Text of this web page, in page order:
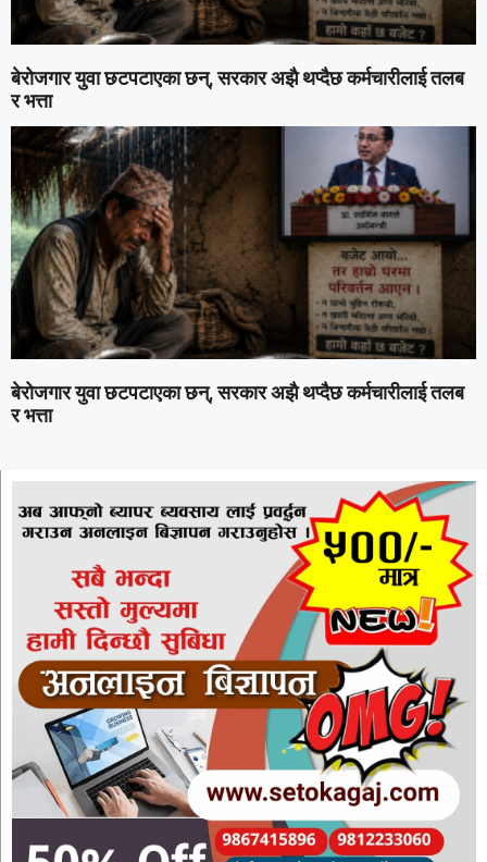
बेरोजगार युवा छटपटाएका छन्, सरकार अझै थप्दैछ कर्मचारीलाई तलब
र भत्ता
बेरोजगार युवा छटपटाएका छन्, सरकार अझै थप्दैछ कर्मचारीलाई तलब
र भत्ता